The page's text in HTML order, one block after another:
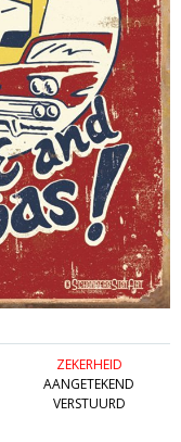
ZEKERHEID
AANGETEKEND
VERSTUURD